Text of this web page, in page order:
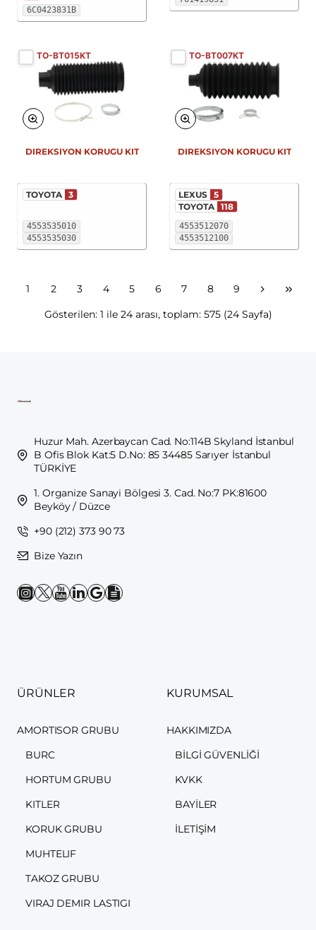
6C0423831B
TO-BT015KT
4553535010
4553535030
TOYOTA 3
DIREKSIYON KORUGU KIT
TO-BT007KT
4553512070
4553512100
LEXUS 5
TOYOTA 118
DIREKSIYON KORUGU KIT
1 2 3 4 5 6 7 8
9
Gösterilen: 1 ile 24 arası, toplam: 575 (24 Sayfa)
Huzur Mah. Azerbaycan Cad. No:114B Skyland İstanbul
B Ofis Blok Kat:5 D.No: 85 34485 Sarıyer İstanbul
TÜRKİYE
1. Organize Sanayi Bölgesi 3. Cad. No:7 PK:81600
Beyköy / Düzce
+90 (212) 373 90 73
Bize Yazın
ÜRÜNLER
AMORTISOR GRUBU
BURC
HORTUM GRUBU
KITLER
KORUK GRUBU
MUHTELIF
TAKOZ GRUBU
VIRAJ DEMIR LASTIGI
KURUMSAL
HAKKIMIZDA
BILGI GÜVENLIĞI
KVKK
BAYILER
İLETIŞIM